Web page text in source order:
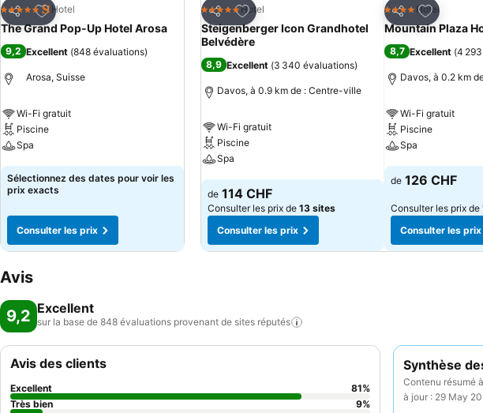
Partager
Ajouter à mes favoris
5 Étoiles Hotel
The Grand Pop-Up Hotel Arosa
9,2 Excellent (848 évaluations)
Arosa, Suisse
Wi-Fi gratuit
Piscine
Spa
Consulter les prix
Sélectionnez des dates pour voir les
prix exacts
Consulter les prix
Partager
Ajouter à mes favoris
5 Étoiles Hotel
Steigenberger Icon Grandhotel
Belvédère
8,9 Excellent (3 340 évaluations)
Davos, à 0.9 km de : Centre-ville
Wi-Fi gratuit
Piscine
Spa
Consulter les prix
de 114 CHF
Consulter les prix de 13 sites
Consulter les prix
Partager
Ajouter à
4 ÉtoilesHotel
Mountain Plaza
8,7 Excellent (4
Davos, à 0.2 km
Wi-Fi gratuit
Piscine
Spa
Consulter les prix
de 126 CHF
Consulter les prix de
Consulter les prix
Avis
9,2 Excellent
sur la base de 848 évaluations provenant de sites réputés
Synthèse
Contenu résumé
à jour : 29 May
Avis des clients
Excellent 81%
Très bien
9%